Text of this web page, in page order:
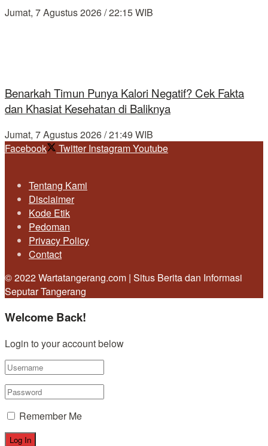
Jumat, 7 Agustus 2026 / 22:15 WIB
Benarkah Timun Punya Kalori Negatif? Cek Fakta
dan Khasiat Kesehatan di Baliknya
Jumat, 7 Agustus 2026 / 21:49 WIB
Facebook
Twitter InstagramYoutube
Tentang Kami
Disclaimer
Kode Etik
Pedoman
Privacy Policy
Contact
© 2022 Wartatangerang.com | Situs Berita dan Informasi
Seputar Tangerang
Welcome Back!
Login to your account below
Remember Me